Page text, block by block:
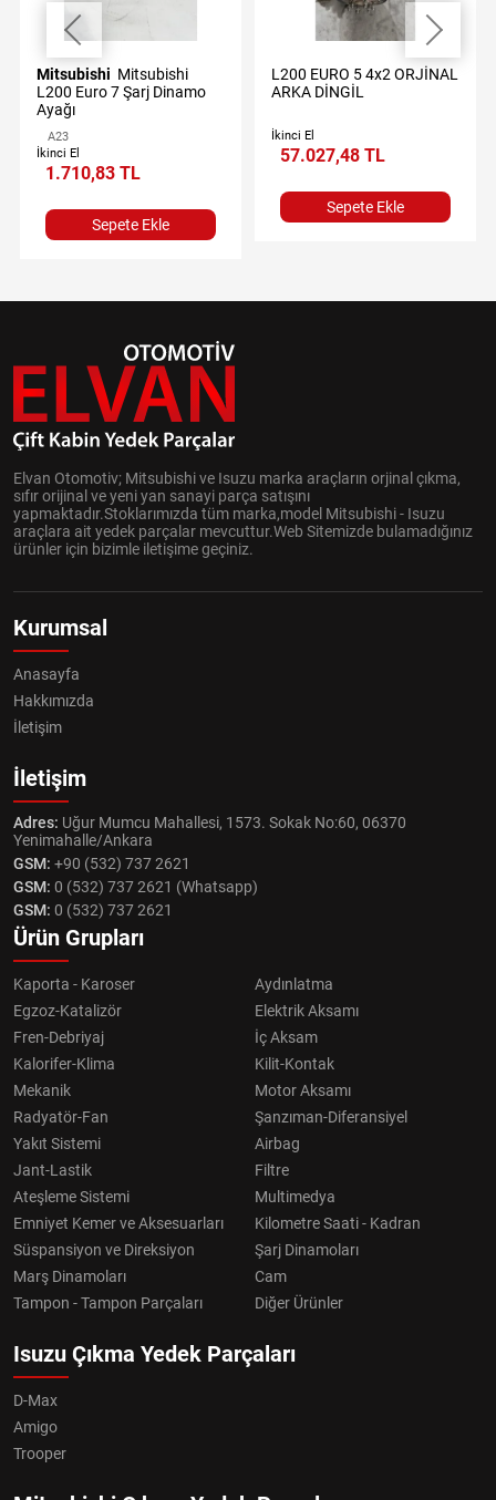
Mitsubishi
L200 Euro 7 Şarj Dinamo
Ayağı
A23
İkinci El
1.710,83 TL
Sepete Ekle
L200 EURO 5 4x2 ORJİNAL
ARKA DİNGİL
İkinci El
57.027,48 TL
Sepete Ekle
Elvan Otomotiv; Mitsubishi ve Isuzu marka araçların orjinal çıkma,
sıfır orijinal ve yeni yan sanayi parça satışını
yapmaktadır.Stoklarımızda tüm marka,model Mitsubishi - Isuzu
araçlara ait yedek parçalar mevcuttur.Web Sitemizde bulamadığınız
ürünler için bizimle iletişime geçiniz.
Kurumsal
Anasayfa
Hakkımızda
İletişim
İletişim
Adres: Uğur Mumcu Mahallesi, 1573. Sokak No:60, 06370
Yenimahalle/Ankara
GSM: +90 (532) 737 2621
GSM: 0 (532) 737 2621 (Whatsapp)
GSM: 0 (532) 737 2621
Ürün Grupları
Kaporta - Karoser
Aydınlatma
Egzoz-Katalizör
Elektrik Aksamı
Fren-Debriyaj
İç Aksam
Kalorifer-Klima
Kilit-Kontak
Mekanik
Motor Aksamı
Radyatör-Fan
Şanzıman-Diferansiyel
Yakıt Sistemi
Airbag
Jant-Lastik
Filtre
Ateşleme Sistemi
Multimedya
Emniyet Kemer ve Aksesuarları
Kilometre Saati - Kadran
Süspansiyon ve Direksiyon
Şarj Dinamoları
Marş Dinamoları
Cam
Tampon - Tampon Parçaları
Diğer Ürünler
Isuzu Çıkma Yedek Parçaları
D-Max
Amigo
Trooper